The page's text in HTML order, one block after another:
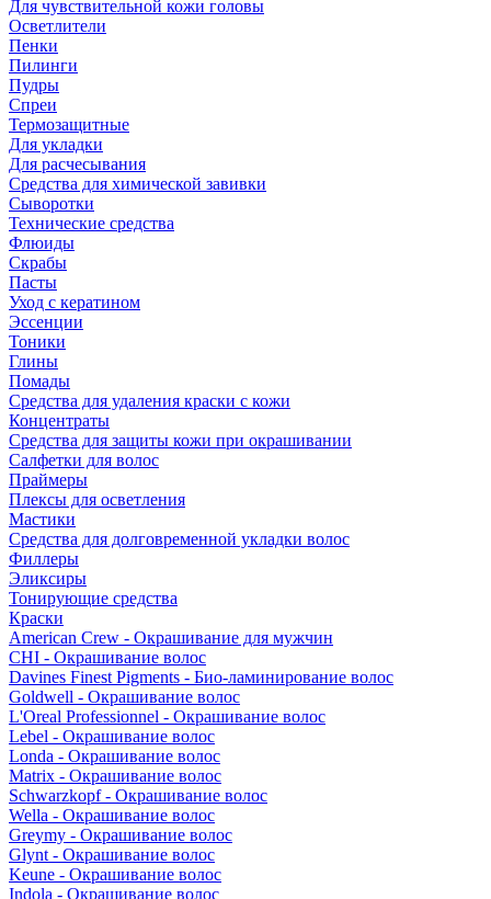
Для чувствительной кожи головы
Осветлители
Пенки
Пилинги
Пудры
Спреи
Термозащитные
Для укладки
Для расчесывания
Средства для химической завивки
Сыворотки
Технические средства
Флюиды
Скрабы
Пасты
Уход с кератином
Эссенции
Тоники
Глины
Помады
Средства для удаления краски с кожи
Концентраты
Средства для защиты кожи при окрашивании
Салфетки для волос
Праймеры
Плексы для осветления
Мастики
Средства для долговременной укладки волос
Филлеры
Эликсиры
Тонирующие средства
Краски
American Crew - Окрашивание для мужчин
CHI - Окрашивание волос
Davines Finest Pigments - Био-ламинирование волос
Goldwell - Окрашивание волос
L'Oreal Professionnel - Окрашивание волос
Lebel - Окрашивание волос
Londa - Окрашивание волос
Matrix - Окрашивание волос
Schwarzkopf - Окрашивание волос
Wella - Окрашивание волос
Greymy - Окрашивание волос
Glynt - Окрашивание волос
Keune - Окрашивание волос
Indola - Окрашивание волос